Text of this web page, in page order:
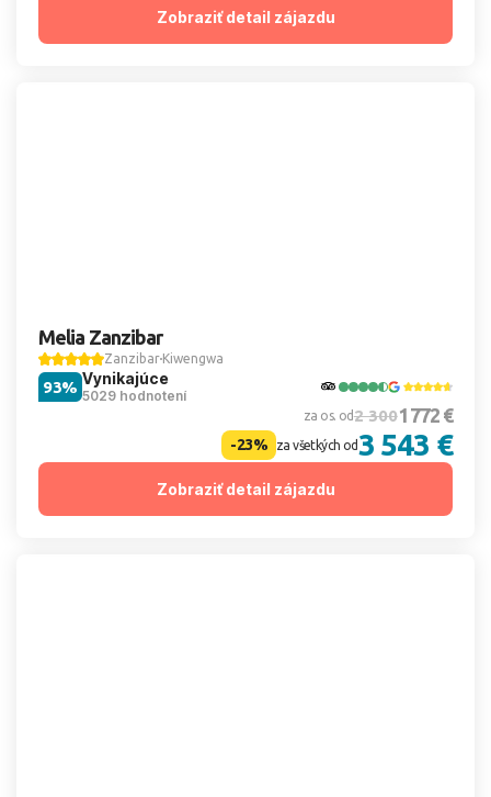
Zobraziť detail zájazdu
Melia Zanzibar
Zanzibar Kiwengwa
Vynikajúce
5029 hodnotení
93%
za os. od2 3001 772 €
-23% za všetkých od 3 543 €
Zobraziť detail zájazdu